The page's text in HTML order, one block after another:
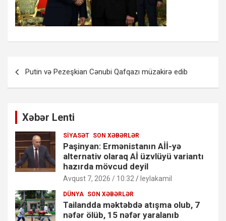
naviqasiyası
Putin və Pezeşkian Cənubi Qafqazı müzakirə edib
Xəbər Lenti
SIYASƏT SON XƏBƏRLƏR
Paşinyan: Ermənistanın Aİİ-yə
alternativ olaraq Aİ üzvlüyü variantı
hazırda mövcud deyil
Avqust 7, 2026 / 10:32 leylakamil
DÜNYA SON XƏBƏRLƏR
Tailandda məktəbdə atışma olub, 7
nəfər ölüb, 15 nəfər yaralanıb